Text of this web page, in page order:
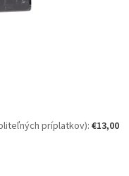
príplatkov): €13,00